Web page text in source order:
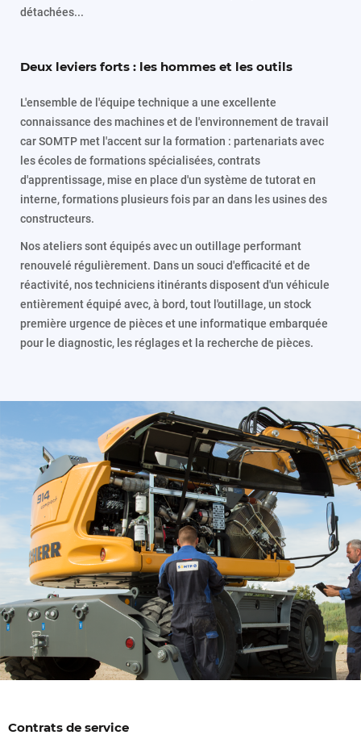
détachées...
Deux leviers forts : les hommes et les outils
L'ensemble de l'équipe technique a une excellente
connaissance des machines et de l'environnement de travail
car SOMTP met l'accent sur la formation : partenariats avec
les écoles de formations spécialisées, contrats
d'apprentissage, mise en place d'un système de tutorat en
interne, formations plusieurs fois par an dans les usines des
constructeurs.
Nos ateliers sont équipés avec un outillage performant
renouvelé régulièrement. Dans un souci d'efficacité et de
réactivité, nos techniciens itinérants disposent d'un véhicule
entièrement équipé avec, à bord, tout l'outillage, un stock
première urgence de pièces et une informatique embarquée
pour le diagnostic, les réglages et la recherche de pièces.
Contrats de service